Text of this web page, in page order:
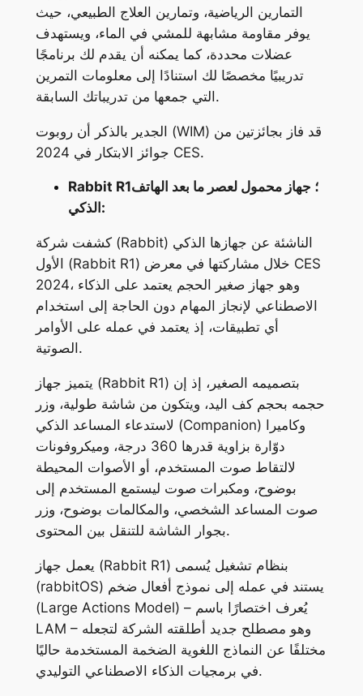
التمارين الرياضية، وتمارين العلاج الطبيعي، حيث
يوفر مقاومة مشابهة للمشي في الماء، ويستهدف
عضلات محددة، كما يمكنه أن يقدم لك برنامجًا
تدريبيًا مخصصًا لك استنادًا إلى معلومات التمرين
التي جمعها من تدريباتك السابقة.
الجدير بالذكر أن روبوت (WIM) قد فاز بجائزتين من
جوائز الابتكار في 2024 CES.
Rabbit R1؛ جهاز محمول لعصر ما بعد الهاتف
الذكي:
كشفت شركة (Rabbit) الناشئة عن جهازها الذكي
الأول (Rabbit R1) خلال مشاركتها في معرض CES
2024، وهو جهاز صغير الحجم يعتمد على الذكاء
الاصطناعي لإنجاز المهام دون الحاجة إلى استخدام
أي تطبيقات، إذ يعتمد في عمله على الأوامر
الصوتية.
يتميز جهاز (Rabbit R1) بتصميمه الصغير، إذ إن
حجمه بحجم كف اليد، ويتكون من شاشة طولية، وزر
لاستدعاء المساعد الذكي (Companion) وكاميرا
دوّارة بزاوية قدرها 360 درجة، وميكروفونات
لالتقاط صوت المستخدم، أو الأصوات المحيطة
بوضوح، ومكبرات صوت ليستمع المستخدم إلى
صوت المساعد الشخصي، والمكالمات بوضوح، وزر
بجوار الشاشة للتنقل بين المحتوى.
يعمل جهاز (Rabbit R1) بنظام تشغيل يُسمى
(rabbitOS) يستند في عمله إلى نموذج أفعال ضخم
(Large Actions Model) – يُعرف اختصارًا باسم
LAM – وهو مصطلح جديد أطلقته الشركة لتجعله
مختلفًا عن النماذج اللغوية الضخمة المستخدمة حاليًا
في برمجيات الذكاء الاصطناعي التوليدي.